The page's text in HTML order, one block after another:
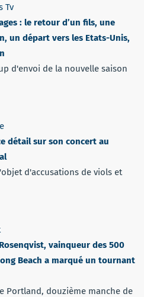
Tv
: le retour d’un fils, une
un départ vers les Etats-Unis,
d'envoi de la nouvelle saison
détail sur son concert au
d'accusations de viols et
vainqueur des 500
Beach a marqué un tournant
Portland, douzième manche de